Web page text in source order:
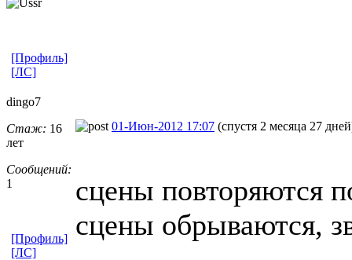
[Профиль]
[ЛС]
dingo7
Стаж: 16
лет
Сообщений:
1
01-Июн-2012 17:07 (спустя 2 месяца 27
сцены повторяются
сцены обрываются,
[Профиль]
[ЛС]